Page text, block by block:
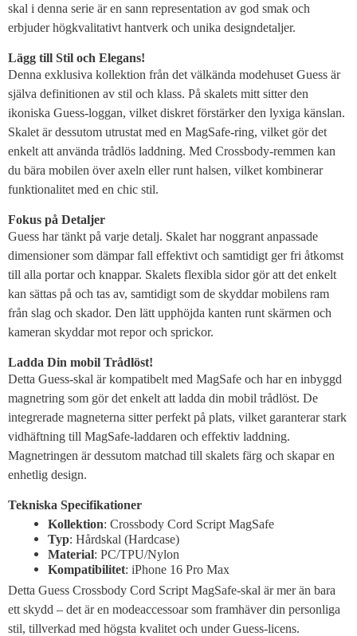
skal i denna serie är en sann representation av god smak och
erbjuder högkvalitativt hantverk och unika designdetaljer.
Lägg till Stil och Elegans!
Denna exklusiva kollektion från det välkända modehuset Guess är
själva definitionen av stil och klass. På skalets mitt sitter den
ikoniska Guess-loggan, vilket diskret förstärker den lyxiga känslan.
Skalet är dessutom utrustat med en MagSafe-ring, vilket gör det
enkelt att använda trådlös laddning. Med Crossbody-remmen kan
du bära mobilen över axeln eller runt halsen, vilket kombinerar
funktionalitet med en chic stil.
Fokus på Detaljer
Guess har tänkt på varje detalj. Skalet har noggrant anpassade
dimensioner som dämpar fall effektivt och samtidigt ger fri åtkomst
till alla portar och knappar. Skalets flexibla sidor gör att det enkelt
kan sättas på och tas av, samtidigt som de skyddar mobilens ram
från slag och skador. Den lätt upphöjda kanten runt skärmen och
kameran skyddar mot repor och sprickor.
Ladda Din mobil Trådlöst!
Detta Guess-skal är kompatibelt med MagSafe och har en inbyggd
magnetring som gör det enkelt att ladda din mobil trådlöst. De
integrerade magneterna sitter perfekt på plats, vilket garanterar stark
vidhäftning till MagSafe-laddaren och effektiv laddning.
Magnetringen är dessutom matchad till skalets färg och skapar en
enhetlig design.
Tekniska Specifikationer
Kollektion: Crossbody Cord Script MagSafe
Typ: Hårdskal (Hardcase)
Material: PC/TPU/Nylon
Kompatibilitet: iPhone 16 Pro Max
Detta Guess Crossbody Cord Script MagSafe-skal är mer än bara
ett skydd – det är en modeaccessoar som framhäver din personliga
stil, tillverkad med högsta kvalitet och under Guess-licens.